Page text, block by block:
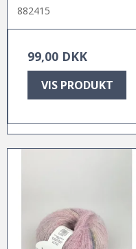
882415
99,00 DKK
VIS PRODUKT